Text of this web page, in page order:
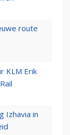
route
KLM Erik
Izhavia in